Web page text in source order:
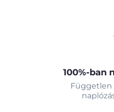
100%-ban
Független